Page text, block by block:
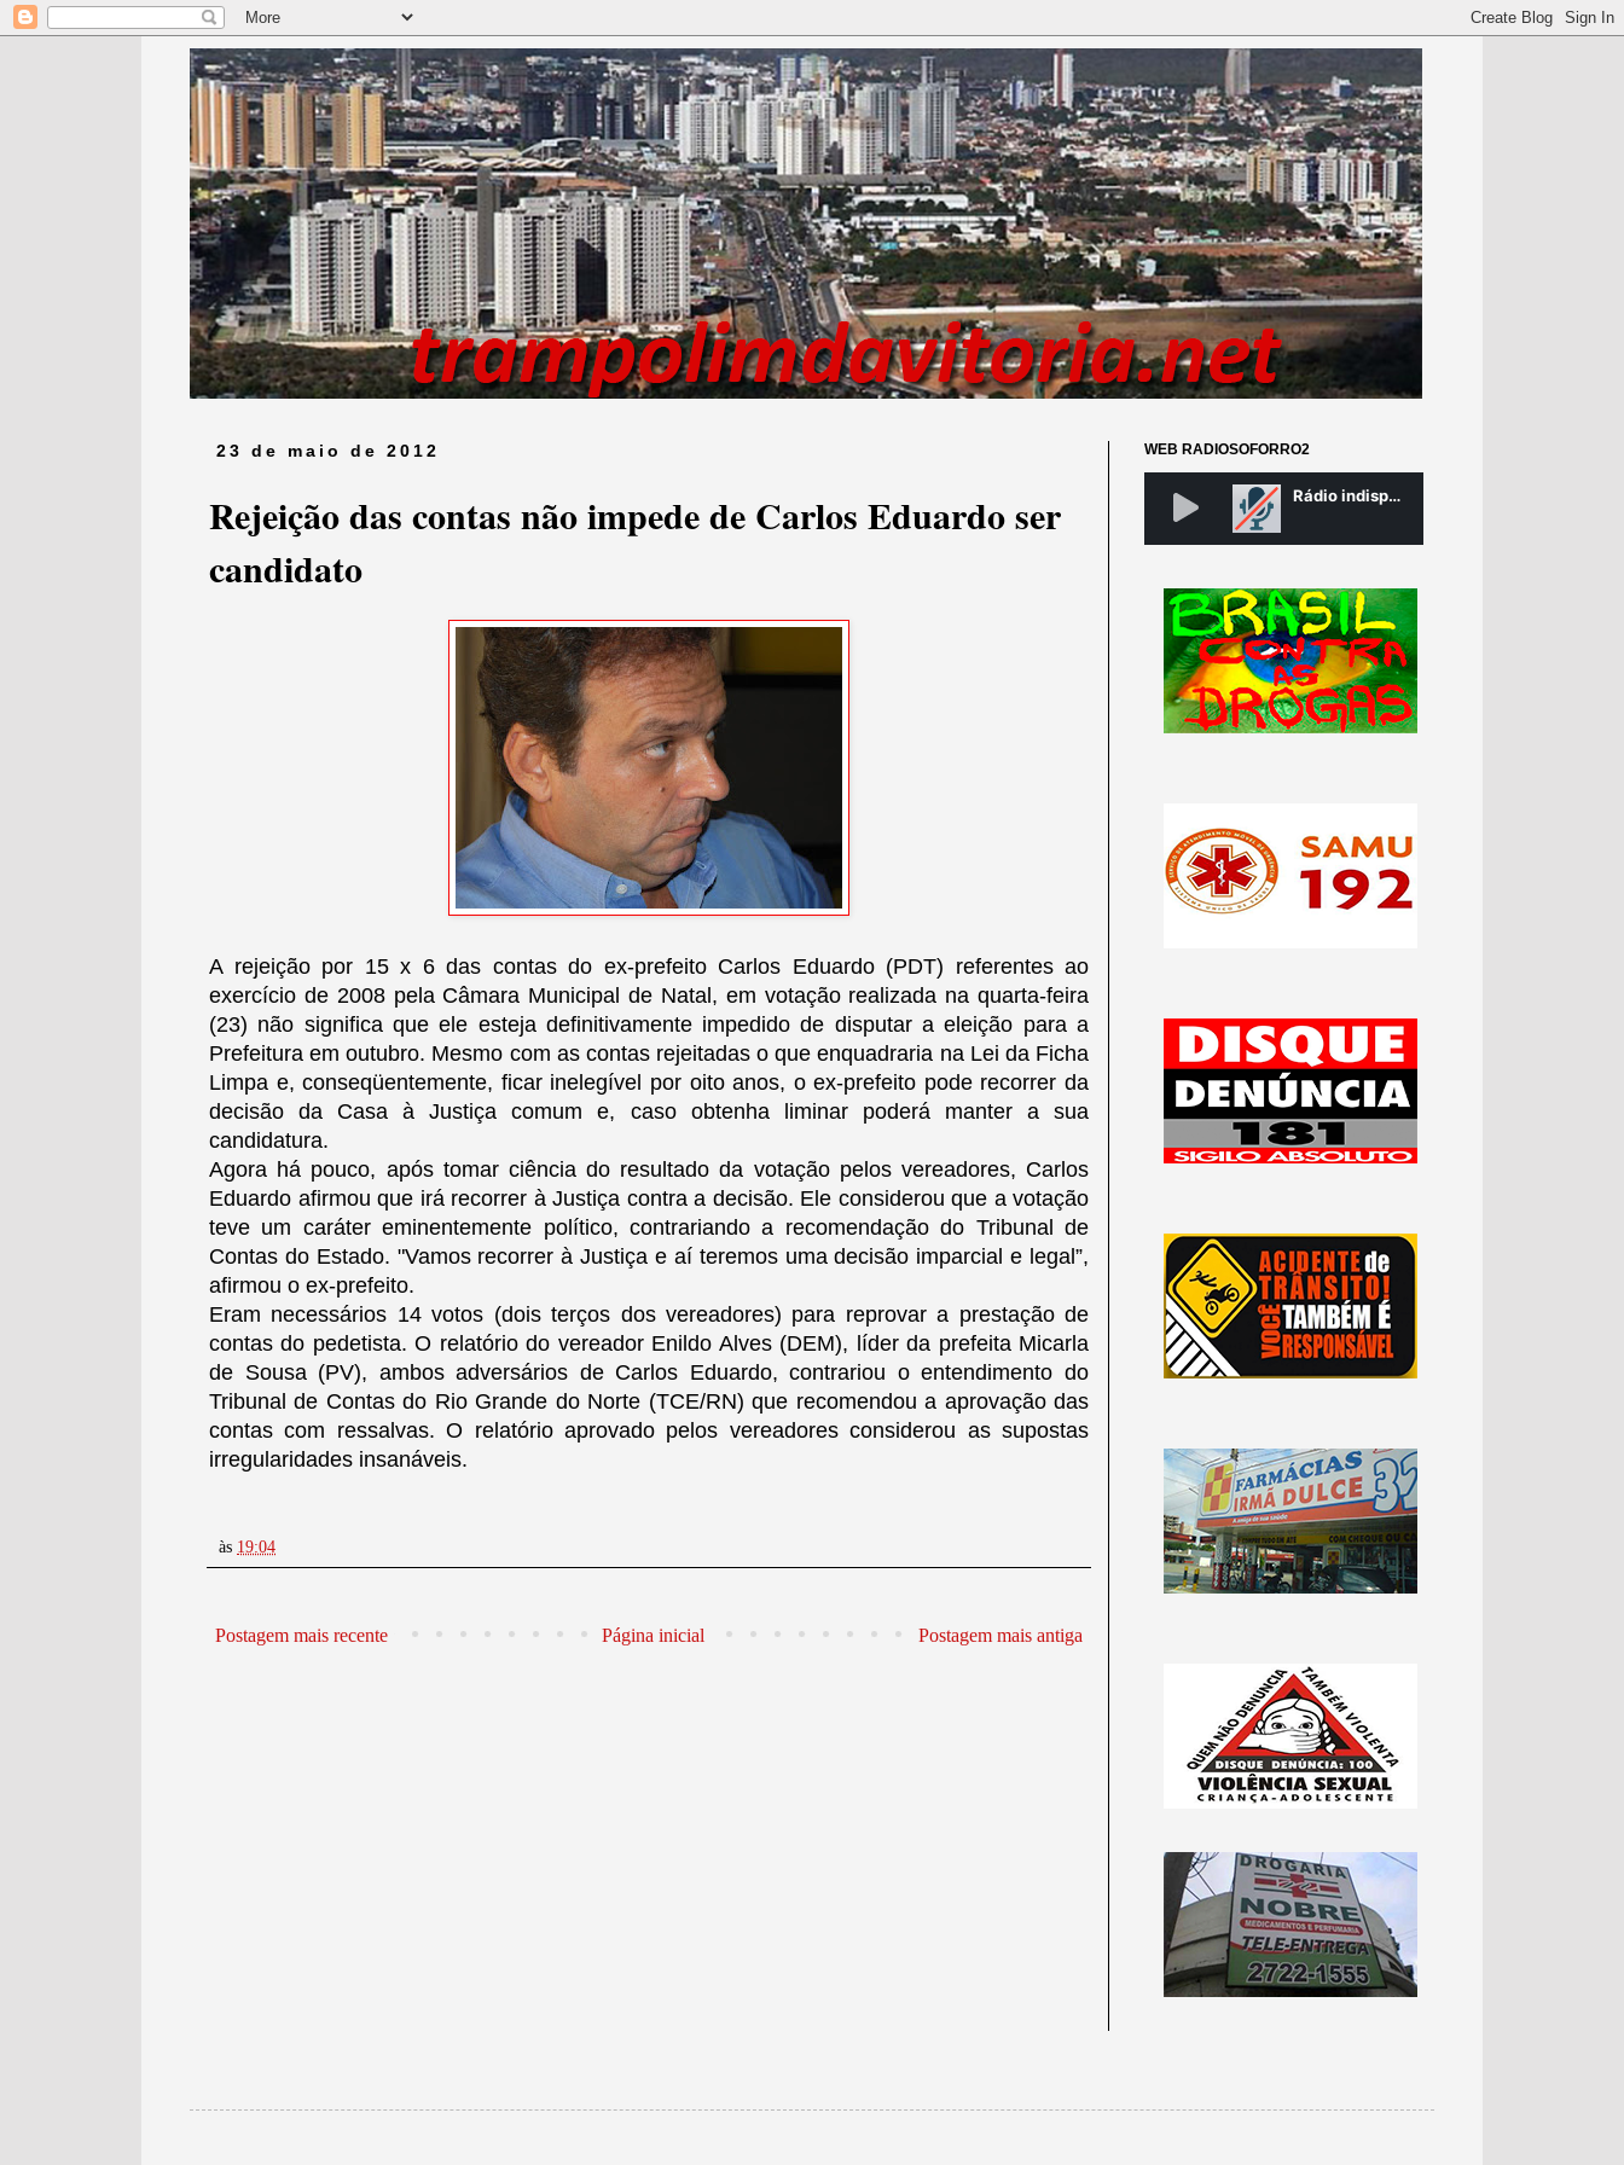
23 de maio de 2012
Rejeição das contas não impede de Carlos Eduardo ser
candidato
A rejeição por 15 x 6 das contas do ex-prefeito Carlos Eduardo (PDT) referentes ao
exercício de 2008 pela Câmara Municipal de Natal, em votação realizada na quarta-feira
(23) não significa que ele esteja definitivamente impedido de disputar a eleição para a
Prefeituraem outubro. Mesmo com as contas rejeitadas o que enquadraria na Lei da Ficha
Limpa e, conseqüentemente, ficar inelegível por oito anos, o ex-prefeito pode recorrer da
decisão da Casa à Justiça comum e, caso obtenha liminar poderá manter a sua
candidatura.
Agora há pouco, após tomar ciência do resultado da votação pelos vereadores, Carlos
Eduardo afirmou que irá recorrer à Justiça contra a decisão. Ele considerou que a votação
teve um caráter eminentemente político, contrariando a recomendação do Tribunal de
Contas do Estado. "Vamos recorrer à Justiça e aí teremos uma decisão imparcial e legal”,
afirmou o ex-prefeito.
Eram necessários 14 votos (dois terços dos vereadores) para reprovar a prestação de
contas do pedetista.O relatório do vereador Enildo Alves (DEM), líder da prefeita Micarla
de Sousa (PV), ambos adversários de Carlos Eduardo, contrariou o entendimento do
Tribunal de Contas do Rio Grande do Norte (TCE/RN) que recomendou a aprovação das
contas com ressalvas. O relatório aprovado pelos vereadores considerou as supostas
irregularidades insanáveis.
às 19:04
Postagem mais recente Postagem mais antiga
Página inicial
WEB RADIOSOFORRO2